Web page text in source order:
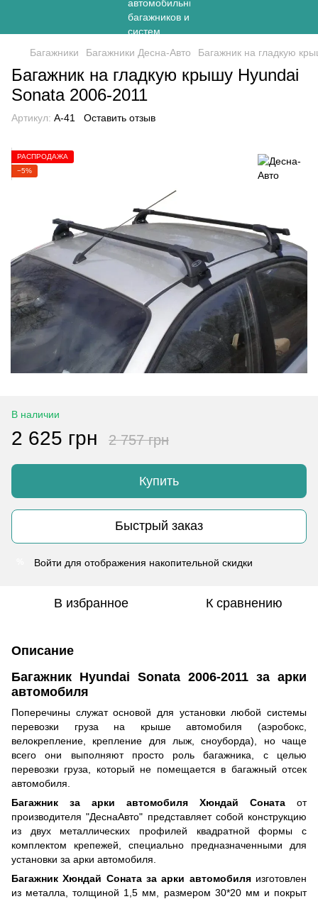
Багажники Багажники Десна-Авто Багажник на гладкую
Багажник на гладкую крышу Hyundai
Sоnata 2006-2011
Артикул: A-41 Оставить отзыв
РАСПРОДАЖА
−5%
В наличии
2 625 грн 2 757 грн
Купить
Быстрый заказ
Войти для отображения накопительной скидки
В избранное К сравнению
Описание
Багажник Hyundai Sоnata 2006-2011 за арки
автомобиля
Поперечины служат основой для установки любой системы
перевозки груза на крыше автомобиля (аэробокс,
велокрепление, крепление для лыж, сноуборда), но чаще
всего они выполняют просто роль багажника, с целью
перевозки груза, который не помещается в багажный отсек
автомобиля.
Багажник за арки автомобиля Хюндай Соната от
производителя "ДеснаАвто" представляет собой конструкцию
из двух металлических профилей квадратной формы с
комплектом крепежей, специально предназначенными для
установки за арки автомобиля.
Багажник Хюндай Соната за арки автомобиля изготовлен
из металла, толщиной 1,5 мм, размером 30*20 мм и покрыт